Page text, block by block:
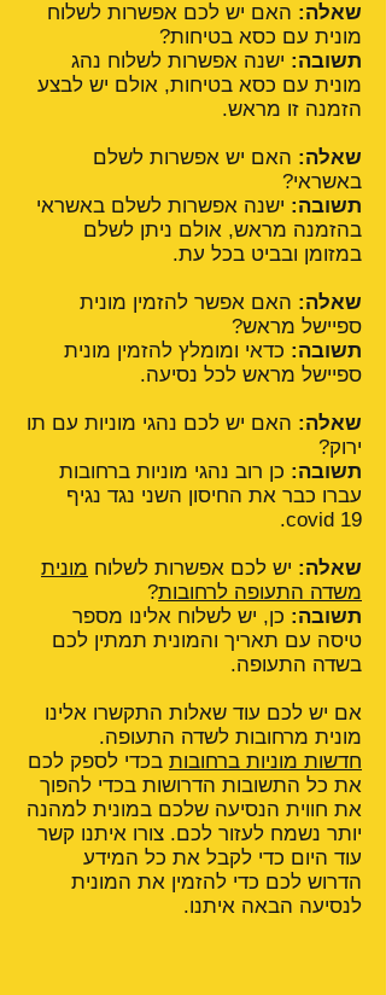
שאלה: האם יש לכם אפשרות לשלוח
מונית עם כסא בטיחות?
תשובה: ישנה אפשרות לשלוח נהג
מונית עם כסא בטיחות, אולם יש לבצע
הזמנה זו מראש.
שאלה: האם יש אפשרות לשלם
באשראי?
תשובה: ישנה אפשרות לשלם באשראי
בהזמנה מראש, אולם ניתן לשלם
במזומן ובביט בכל עת.
שאלה: האם אפשר להזמין מונית
ספיישל מראש?
תשובה: כדאי ומומלץ להזמין מונית
ספיישל מראש לכל נסיעה.
שאלה: האם יש לכם נהגי מוניות עם תו
ירוק?
תשובה: כן רוב נהגי מוניות ברחובות
עברו כבר את החיסון השני נגד נגיף
covid 19.
שאלה: יש לכם אפשרות לשלוח מונית
משדה התעופה לרחובות?
תשובה: כן, יש לשלוח אלינו מספר
טיסה עם תאריך והמונית תמתין לכם
בשדה התעופה.
אם יש לכם עוד שאלות התקשרו אלינו
מונית מרחובות לשדה התעופה.
חדשות מוניות ברחובות בכדי לספק לכם
את כל התשובות הדרושות בכדי להפוך
את חווית הנסיעה שלכם במונית למהנה
יותר נשמח לעזור לכם. צורו איתנו קשר
עוד היום כדי לקבל את כל המידע
הדרוש לכם כדי להזמין את המונית
לנסיעה הבאה איתנו.